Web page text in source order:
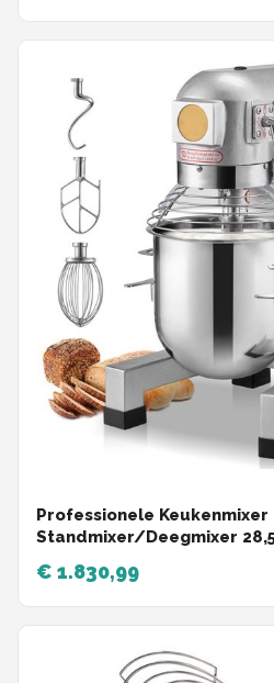
Professionele Keukenmixer
Standmixer/Deegmixer
W - 3 Snelheden - RVS
Opzetstukken
€ 1.830,99